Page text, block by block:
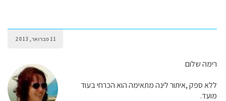
11 פברואר, 2013
רימה שלום
ללא ספק ,איתור לינה מתאימה הוא הכרחי בעוד
מועד.